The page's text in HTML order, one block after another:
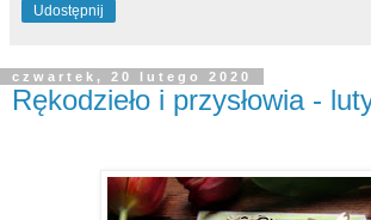
Udostępnij
czwartek, 20 lutego 2020
Rękodzieło i przysłowia -